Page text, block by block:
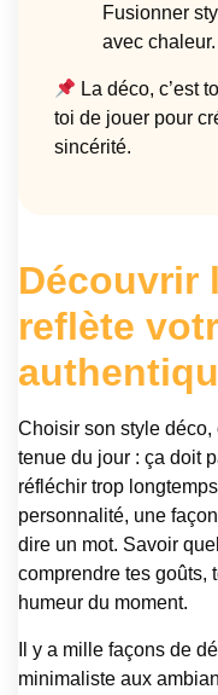
Fusionner
avec chaleur.
La déco, c’est
toi de jouer pour
sincérité.
Découvrir
reflète
Choisir son style déco,
tenue du jour : ça doit
réfléchir trop
personnalité, une
dire un mot. Savoir
comprendre tes goûts,
humeur du moment.
Il y a mille façons de
minimaliste aux